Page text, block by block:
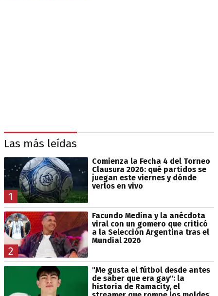
Las más leídas
1
Comienza la Fecha 4 del Torneo
Clausura 2026: qué partidos se
juegan este viernes y dónde
verlos en vivo
2
Facundo Medina y la anécdota
viral con un gomero que criticó
a la Selección Argentina tras el
Mundial 2026
"Me gusta el fútbol desde antes
de saber que era gay": la
historia de Ramacity, el